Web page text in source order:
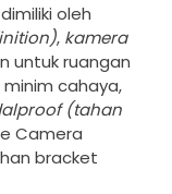
oleh
, kamera
untuk ruangan
cahaya,
(tahan
Camera
bracket